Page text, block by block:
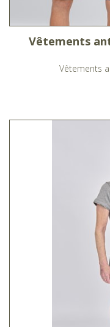
Vêtements
Vêtements